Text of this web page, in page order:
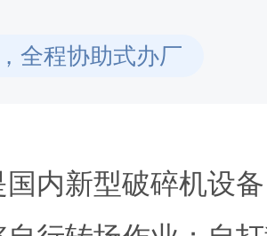
全程协助式办厂
国内新型破碎机设